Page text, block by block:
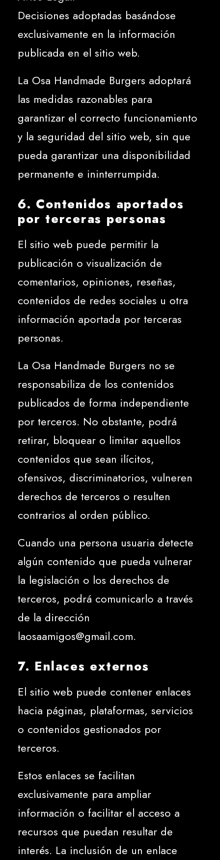
Decisiones adoptadas basándose
exclusivamente en la información
publicada en el sitio web.
La Osa Handmade Burgers adoptará
las medidas razonables para
garantizar el correcto funcionamiento
y la seguridad del sitio web, sin que
pueda garantizar una disponibilidad
permanente e ininterrumpida.
6. Contenidos aportados
por terceras personas
El sitio web puede permitir la
publicación o visualización de
comentarios, opiniones, reseñas,
contenidos de redes sociales u otra
información aportada por terceras
personas.
La Osa Handmade Burgers no se
responsabiliza de los contenidos
publicados de forma independiente
por terceros. No obstante, podrá
retirar, bloquear o limitar aquellos
contenidos que sean ilícitos,
ofensivos, discriminatorios, vulneren
derechos de terceros o resulten
contrarios al orden público.
Cuando una persona usuaria detecte
algún contenido que pueda vulnerar
la legislación o los derechos de
terceros, podrá comunicarlo a través
de la dirección
laosaamigos@gmail.com.
7. Enlaces externos
El sitio web puede contener enlaces
hacia páginas, plataformas, servicios
o contenidos gestionados por
terceros.
Estos enlaces se facilitan
exclusivamente para ampliar
información o facilitar el acceso a
recursos que puedan resultar de
interés. La inclusión de un enlace